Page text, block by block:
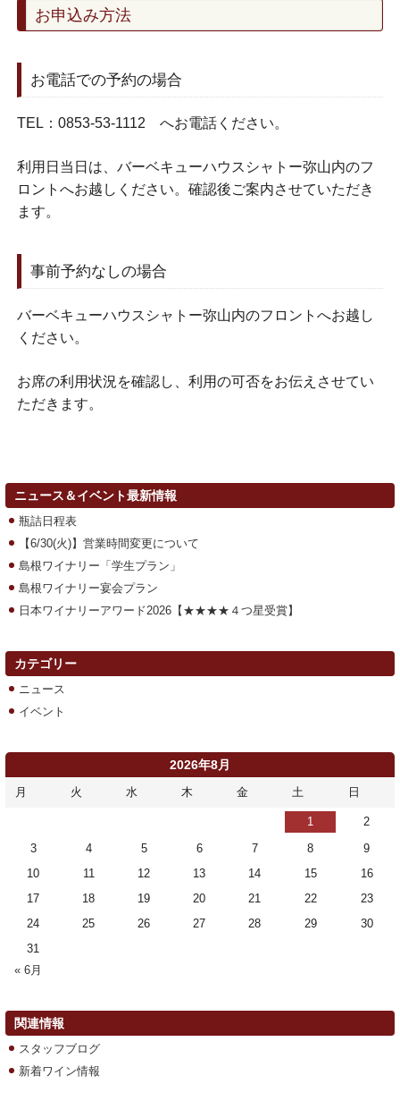
お申込み方法
お電話での予約の場合
TEL：0853-53-1112 へお電話ください。
利用日当日は、バーベキューハウスシャトー弥山内のフ
ロントへお越しください。確認後ご案内させていただき
ます。
事前予約なしの場合
バーベキューハウスシャトー弥山内のフロントへお越し
ください。
お席の利用状況を確認し、利用の可否をお伝えさせてい
ただきます。
ニュース＆イベント最新情報
瓶詰日程表
【6/30(火)】営業時間変更について
島根ワイナリー「学生プラン」
島根ワイナリー宴会プラン
日本ワイナリーアワード2026【★★★★４つ星受賞】
カテゴリー
ニュース
イベント
2026年8月
月 火 水 木 金 土 日
« 6月
1
2
3
4 5 6 7 8
9
10
11 12 13 14 15
16
17
18 19 20 21 22
23
24
25 26 27 28 29
30
31
関連情報
スタッフブログ
新着ワイン情報